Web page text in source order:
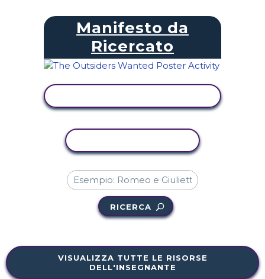
Manifesto da
Ricercato
RICERCA
VISUALIZZA TUTTE LE RISORSE
DELL'INSEGNANTE